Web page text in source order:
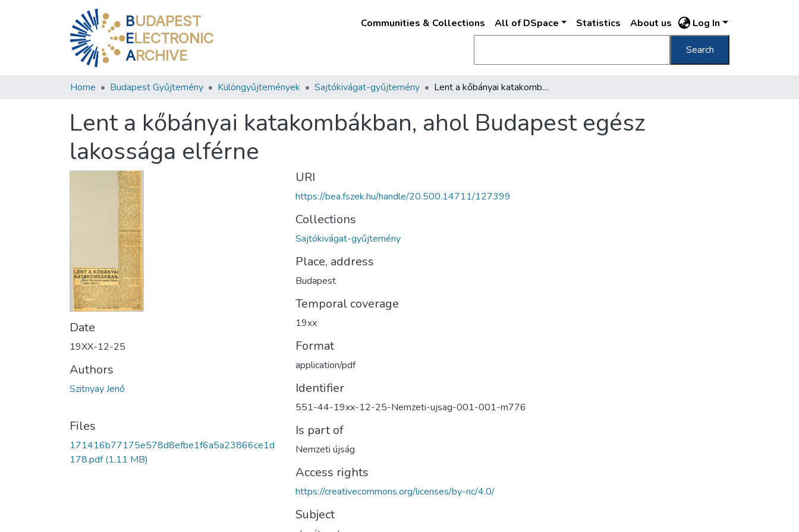
BUDAPEST
ELECTRONIC
ARCHIVE
Communities & Collections All of DSpace Statistics About us Log In
Search
Home Budapest Gyűjtemény Különgyűjtemények Sajtókivágat-gyűjtemény Lent a kőbányai katakombákban, ahol Budapest egész lakossága elférne
Lent a kőbányai katakombákban, ahol Budapest egész
lakossága elférne
Date
19XX-12-25
Authors
Szitnyay Jenő
Files
171416b77175e578d8efbe1f6a5a23866ce1d
178.pdf(1.11 MB)
URI
https://bea.fszek.hu/handle/20.500.14711/127399
Collections
Sajtókivágat-gyűjtemény
Place, address
Budapest
Temporal coverage
19xx
Format
application/pdf
Identifier
551-44-19xx-12-25-Nemzeti-ujsag-001-001-m776
Is part of
Nemzeti újság
Access rights
https://creativecommons.org/licenses/by-nc/4.0/
Subject